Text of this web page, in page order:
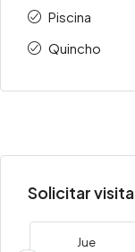
Piscina
Quincho
Solicitar visita
Jue